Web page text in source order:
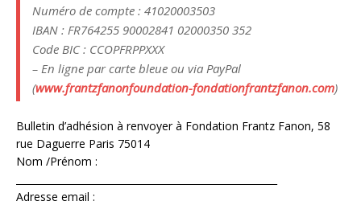
Numéro de compte : 41020003503
IBAN : FR764255 90002841 02000350 352
Code BIC : CCOPFRPPXXX
– En ligne par carte bleue ou via PayPal
(www.frantzfanonfoundation-fondationfrantzfanon.com)
Bulletin d’adhésion à renvoyer à Fondation Frantz Fanon, 58
rue Daguerre Paris 75014
Nom /Prénom :
Adresse email :